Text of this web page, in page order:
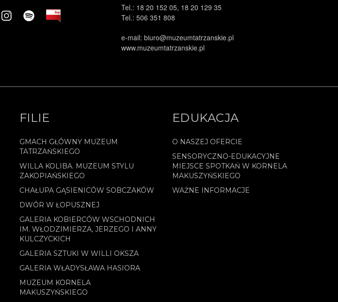
Tel.: 18 20 152 05, 18 20 129 35
Tel.: 506 351 808
e-mail: biuro@muzeumtatrzanskie.pl
www.muzeumtatrzanskie.pl
FILIE
GMACH GŁÓWNY MUZEUM
TATRZAŃSKIEGO
WILLA KOLIBA. MUZEUM STYLU
ZAKOPIAŃSKIEGO
CHAŁUPA GĄSIENICÓW SOBCZAKÓW
DWÓR W ŁOPUSZNEJ
GALERIA KOBIERCÓW WSCHODNICH
IM. WŁODZIMIERZA, JERZEGO I ANNY
KULCZYCKICH
GALERIA SZTUKI W WILLI OKSZA
GALERIA WŁADYSŁAWA HASIORA
MUZEUM KORNELA
MAKUSZYŃSKIEGO
EDUKACJA
O NASZEJ OFERCIE
SENSORYCZNO-EDUKACYJNE
MIEJSCE SPOTKAŃ W KORNELA
MAKUSZYŃSKIEGO
WAŻNE INFORMACJE